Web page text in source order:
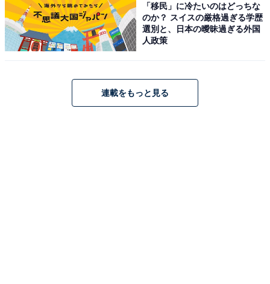
「移民」に冷たいのはどっちな
のか？ スイスの厳格過ぎる学歴
選別と、日本の曖昧過ぎる外国
人政策
連載をもっと見る